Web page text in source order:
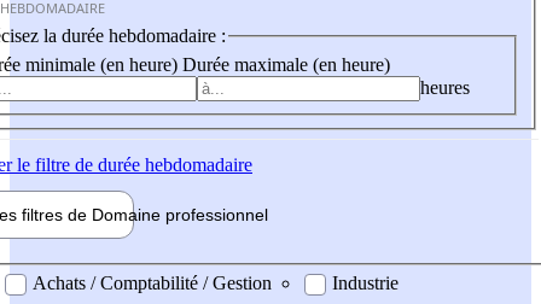
la durée hebdomadaire :
minimale (en heure) Durée maximale (en heure)
heures
le filtre de durée hebdomadaire
filtres de Domaine professionnel
professionel
Achats / Comptabilité / Gestion
Industrie